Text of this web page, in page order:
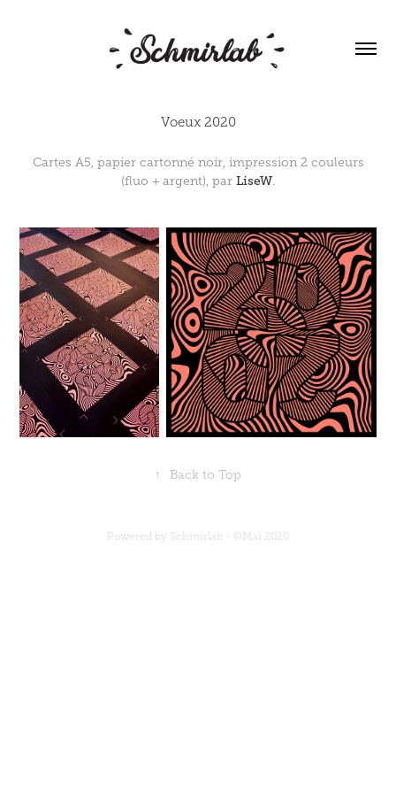
Voeux 2020
Cartes A5, papier cartonné noir, impression 2 couleurs
(fluo + argent), par LiseW
↑ Back to Top
Powered by Schmirlab - ©Mai 2020